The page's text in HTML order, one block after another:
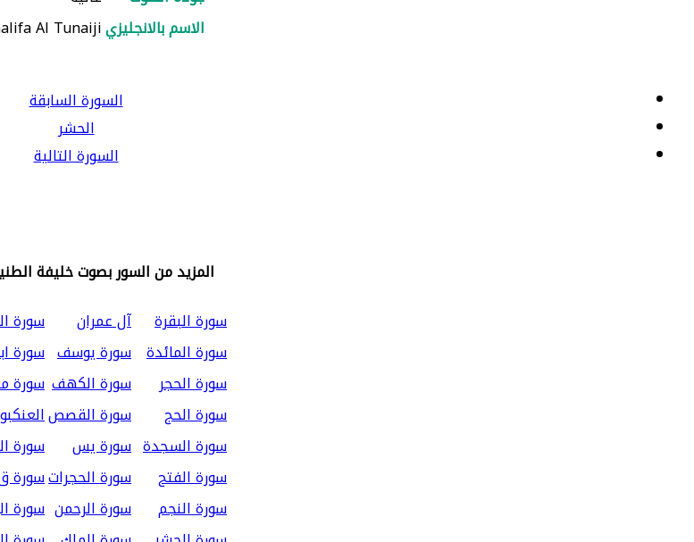
الاسم بالانجليزيAl Tunaiji
السورة السابقة
الحشر
السورة التالية
المزيد من السور بصوت خليفة
سورة البقرة
آل عمران
سورة
سورة المائدة سورة يوسف سورة
سورة الحجر
سورة الكهف سورة
سورة الحج
سورة القصص
سورة السجدة سورة يس
سورة
سورة الفتح
سورة الحجراتسورة
سورة النجم
سورة الرحمن سورة